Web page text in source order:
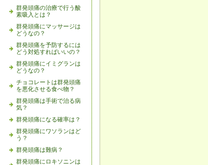
群発頭痛の治療で行う酸
素吸入とは？
群発頭痛にマッサージは
どうなの？
群発頭痛を予防するには
どう対処すればいいの？
群発頭痛にイミグランは
どうなの？
チョコレートは群発頭痛
を悪化させる食べ物？
群発頭痛は手術で治る病
気？
群発頭痛になる確率は？
群発頭痛にワソランはど
う？
群発頭痛は難病？
群発頭痛にロキソニンは